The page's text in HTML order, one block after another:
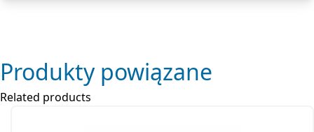
Produkty powiązane
Related products